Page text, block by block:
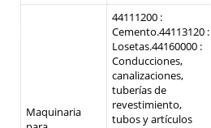
Maquinaria
44111200 :
Cemento.44113120 :
Losetas.44160000 :
Conducciones,
canalizaciones,
tuberías de
revestimiento,
tubos y artículos